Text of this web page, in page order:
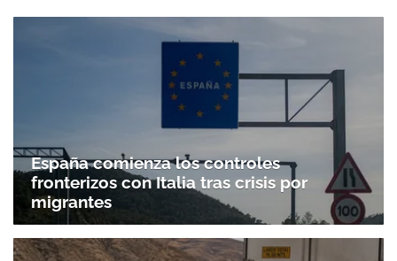
España comienza los controles
fronterizos con Italia tras crisis por
migrantes